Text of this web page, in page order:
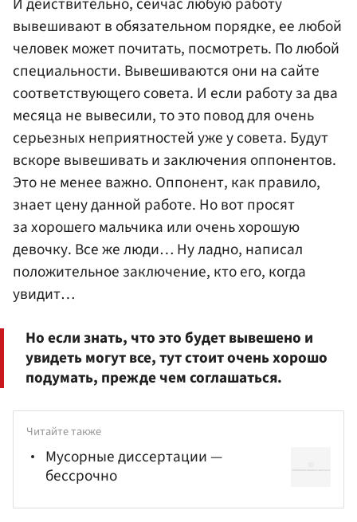
вывешивают в обязательном порядке, ее любой
человек может почитать, посмотреть. По любой
специальности. Вывешиваются они на сайте
соответствующего совета. И если работу за два
месяца не вывесили, то это повод для очень
серьезных неприятностей уже у совета. Будут
вскоре вывешивать и заключения оппонентов.
Это не менее важно. Оппонент, как правило,
знает цену данной работе. Но вот просят
за хорошего мальчика или очень хорошую
девочку. Все же люди… Ну ладно, написал
положительное заключение, кто его, когда
увидит…
Но если знать, что это будет вывешено и
увидеть могут все, тут стоит очень хорошо
подумать, прежде чем соглашаться.
Читайте также
Мусорные диссертации —
бессрочно